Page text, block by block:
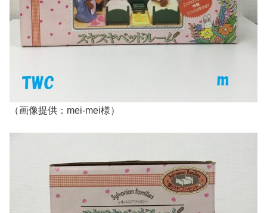
（画像提供：mei-mei様）